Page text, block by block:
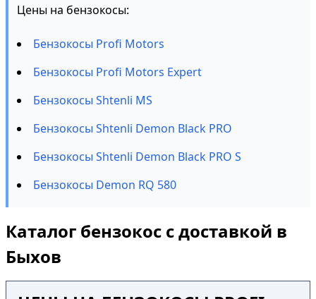
Цены на бензокосы:
Бензокосы Profi Motors
Бензокосы Profi Motors Expert
Бензокосы Shtenli MS
Бензокосы Shtenli Demon Black PRO
Бензокосы Shtenli Demon Black PRO S
Бензокосы Demon RQ 580
Каталог бензокос с доставкой в
Быхов